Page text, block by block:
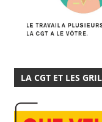
LA CGT ET LES